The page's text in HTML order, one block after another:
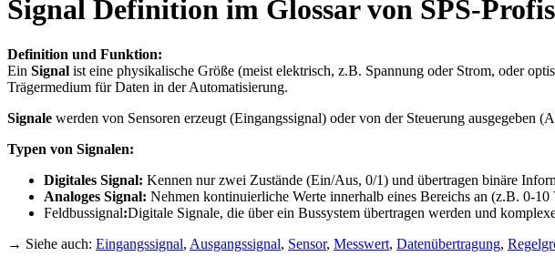
Signal Definition im Glossar von SPS-
Definition und Funktion:
Ein Signal ist eine physikalische Größe (meist elektrisch, z.B. Spannung oder Strom, oder
Trägermedium für Daten in der Automatisierung.
Signale werden von Sensoren erzeugt (Eingangssignal) oder von der Steuerung ausgegeben
Typen von Signalen:
Digitales Signal: Kennen nur zwei Zustände (Ein/Aus, 0/1) und übertragen binäre
Analoges Signal: Nehmen kontinuierliche Werte innerhalb eines Bereichs an (z.B. 0-
Feldbussignal:Digitale Signale, die über ein Bussystem übertragen werden und
→ Siehe auch: Eingangssignal, Ausgangssignal, Sensor, Messwert, Datenübertragung,